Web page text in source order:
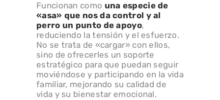
Funcionan como una especie de
«asa» que nos da control y al
perro un punto de apoyo,
reduciendo la tensión y el esfuerzo.
No se trata de «cargar» con ellos,
sino de ofrecerles un soporte
estratégico para que puedan seguir
moviéndose y participando en la vida
familiar, mejorando su calidad de
vida y su bienestar emocional.